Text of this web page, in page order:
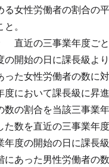
る女性労働者の割合の
。
直近の三事業年度ご
の開始の日に課長級よ
った女性労働者の数に
度において課長級に昇
数の割合を当該三事業
た数を直近の三事業年
年度の開始の日に課長
にあった男性労働者の